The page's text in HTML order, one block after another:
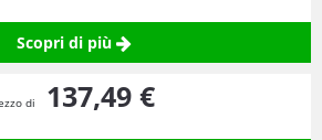
Scopri di più
di 137,49 €